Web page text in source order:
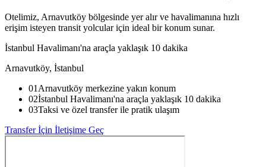
Otelimiz, Arnavutköy bölgesinde yer alır ve havalimanına hızlı
erişim isteyen transit yolcular için ideal bir konum sunar.
İstanbul Havalimanı'na araçla yaklaşık 10 dakika
Arnavutköy, İstanbul
01 Arnavutköy merkezine yakın konum
02İstanbul Havalimanı'na araçla yaklaşık 10 dakika
03Taksi ve özel transfer ile pratik ulaşım
Transfer İçin İletişime Geç